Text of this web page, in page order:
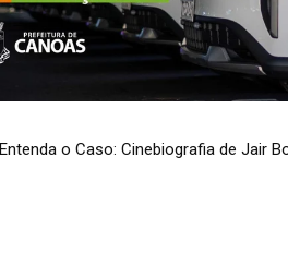
Entenda o Caso: Cinebiografia de Jair